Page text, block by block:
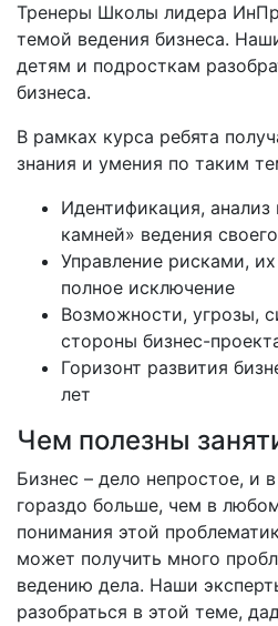
Тренеры Школы лидера
темой ведения бизнеса.
детям и подросткам
бизнеса.
В рамках курса ребята
знания и умения по таким
Идентификация,
камней» ведения
Управление рисками,
полное исключение
Возможности, угрозы,
стороны бизнес-
Горизонт развития
лет
Чем полезны
Бизнес – дело непростое, и
гораздо больше, чем в
понимания этой
может получить много
ведению дела. Наши
разобраться в этой теме,